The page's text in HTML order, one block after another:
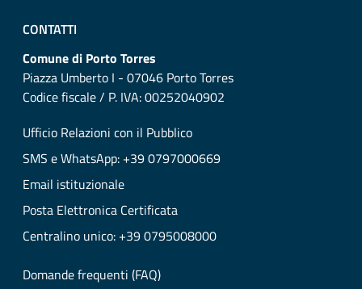
CONTATTI
Comune di Porto Torres
Piazza Umberto I - 07046 Porto Torres
Codice fiscale / P. IVA: 00252040902
Ufficio Relazioni con il Pubblico
SMS e WhatsApp: +39 0797000669
Email istituzionale
Posta Elettronica Certificata
Centralino unico: +39 0795008000
Domande frequenti (FAQ)